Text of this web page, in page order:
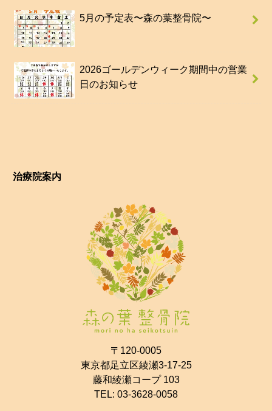
5月の予定表〜森の葉整骨院〜
2026ゴールデンウィーク期間中の営業
日のお知らせ
治療院案内
〒120-0005
東京都足立区綾瀬3-17-25
藤和綾瀬コープ 103
TEL: 03-3628-0058